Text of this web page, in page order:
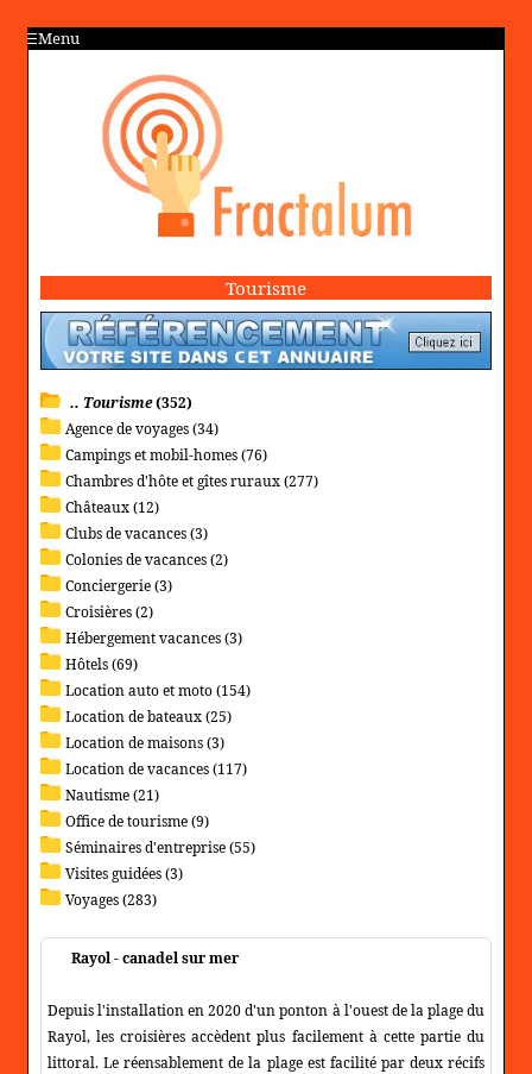
Menu
Tourisme
.. Tourisme(352)
Agence de voyages (34)
Campings et mobil-homes (76)
Chambres d'hôte et gîtes ruraux (277)
Châteaux (12)
Clubs de vacances (3)
Colonies de vacances (2)
Conciergerie (3)
Croisières (2)
Hébergement vacances (3)
Hôtels (69)
Location auto et moto (154)
Location de bateaux (25)
Location de maisons (3)
Location de vacances (117)
Nautisme (21)
Office de tourisme (9)
Séminaires d'entreprise (55)
Visites guidées (3)
Voyages (283)
Rayol - canadel sur mer
Depuis l'installation en 2020 d'un ponton à l'ouest de la plage du
Rayol, les croisières accèdent plus facilement à cette partie du
littoral. Le réensablement de la plage est facilité par deux récifs